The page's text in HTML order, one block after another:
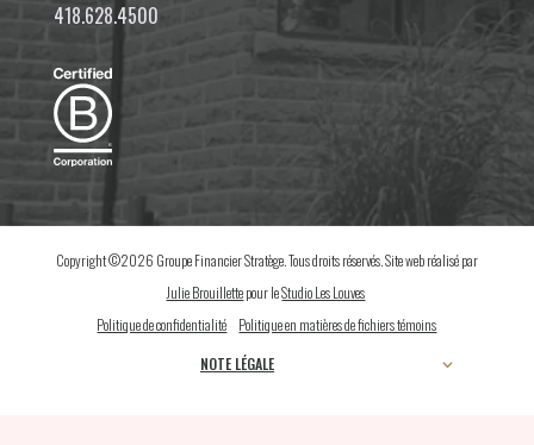
418.628.4500
Copyright ©2026 Groupe Financier Stratège. Tous droits réservés. Site web réalisé par
Julie Brouillettepour leStudio Les Louves
Politique de confidentialité
Politique en matières de fichiers témoins
NOTE LÉGALE